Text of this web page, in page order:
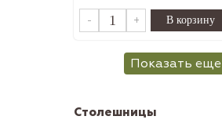
- +
Показать еще
Столешницы